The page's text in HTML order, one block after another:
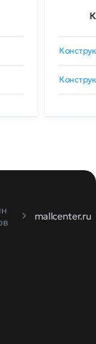
mallcenter.ru